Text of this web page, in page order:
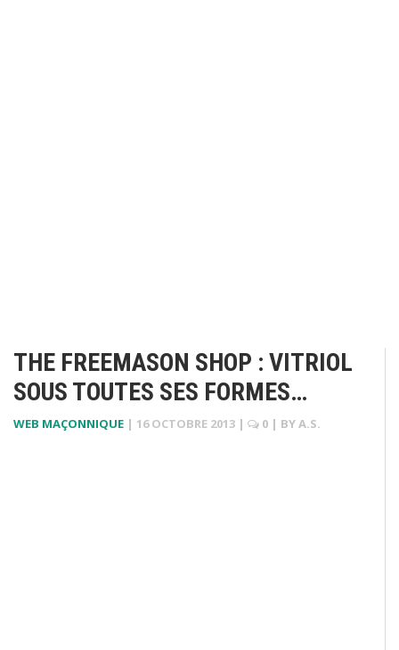
THE FREEMASON SHOP : VITRIOL
SOUS TOUTES SES FORMES…
WEB MAÇONNIQUE | 16 OCTOBRE 2013 | 0 | BYA.S.